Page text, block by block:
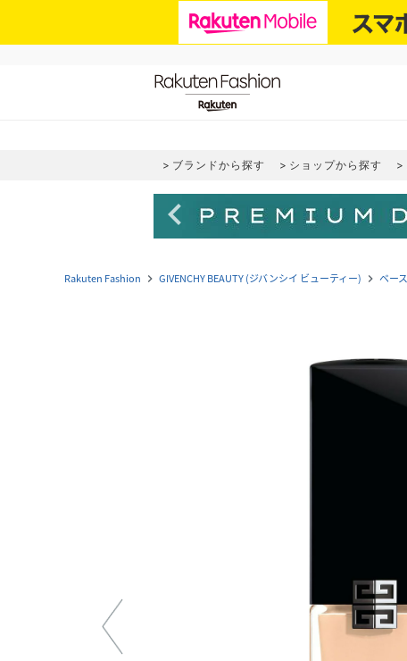
ブランドから探す ショップから探す
navigate_before
Rakuten Fashion navigate_next GIVENCHY BEAUTY (ジバンシイ ビューティー) navigate_next ベー